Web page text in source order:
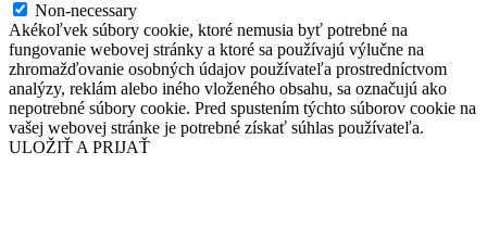
Non-necessary
Akékoľvek súbory cookie, ktoré nemusia byť potrebné na
fungovanie webovej stránky a ktoré sa používajú výlučne na
zhromažďovanie osobných údajov používateľa prostredníctvom
analýzy, reklám alebo iného vloženého obsahu, sa označujú ako
nepotrebné súbory cookie. Pred spustením týchto súborov cookie na
vašej webovej stránke je potrebné získať súhlas používateľa.
ULOŽIŤ A PRIJAŤ